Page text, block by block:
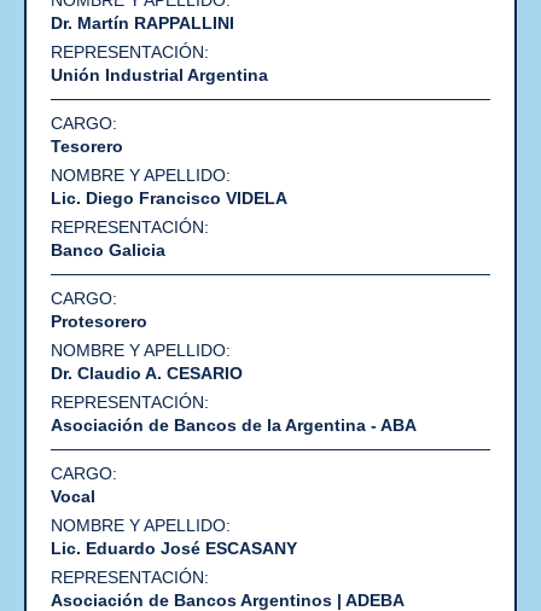
Dr. Martín RAPPALLINI
Unión Industrial Argentina
Tesorero
Lic. Diego Francisco VIDELA
Banco Galicia
Protesorero
Dr. Claudio A. CESARIO
Asociación de Bancos de la Argentina - ABA
Vocal
Lic. Eduardo José ESCASANY
Asociación de Bancos Argentinos | ADEBA